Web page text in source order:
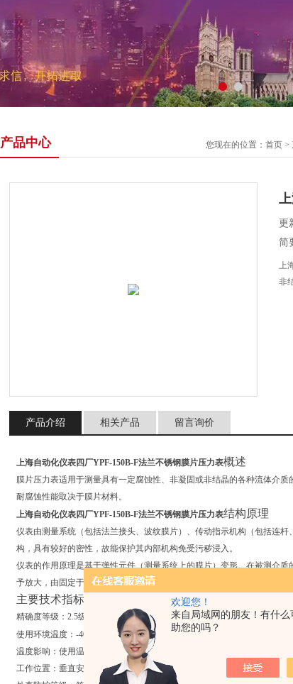
欢迎您！
来自局域网的朋友！有什么
助您的吗？
产品中心 您现在的位置： 首页 >
更
简
上
非
产品介绍 相关产品 留言询价
上海自动化仪表四厂YPF-150B-F法兰不锈钢膜片压力表概述
膜片压力表适用于测量具有一定腐蚀性、非凝固或非结晶的各种流体介质
耐腐蚀性能取决于膜片材料。
上海自动化仪表四厂YPF-150B-F法兰不锈钢膜片压力表结构原理
仪表由测量系统（包括法兰接头、波纹膜片）、传动指示机构（包括连
构，具有较好的密性，故能保护其内部机构免受污秽浸入。
仪表的作用原理是基于弹性元件（测量系统上的膜片）变形。在被测介
予放大，由固定于齿轮上的指针逐将被测值在度盘上指示出来。
主要技术指标
精确度等级： 2.5级
使用环境温度： -40 ℃；相对温度不大于90% 。
温度影响：使用温度偏离
20±5℃时，其温度附加误差不大于
工作位置：垂直安装。